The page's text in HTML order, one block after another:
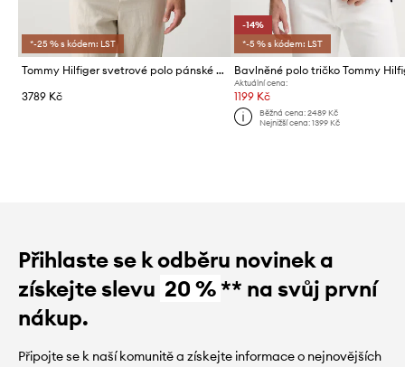
*-25 % s kódem: LST
Tommy Hilfiger svetrové polo pánské s lyocellem
3789 Kč
-14%
*-5 % s kódem: LST
Bavlněné polo tričko Tommy
Aktuální cena:
1199 Kč
Běžná cena: 2489 Kč
Nejnižší cena: 1399 Kč
Přihlaste se k odběru novinek a
získejte slevu 20 %** na svůj první
nákup.
Připojte se k naší komunitě a získejte informace o nejnovějších